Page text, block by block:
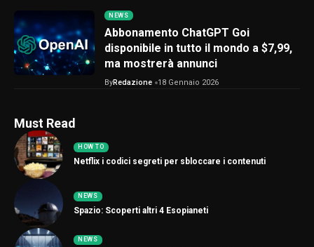
NEWS
Abbonamento ChatGPT Goi
disponibile in tutto il mondo a $7,99,
ma mostrerà annunci
ByRedazione 18 Gennaio 2026
Must Read
HOW TO
Netflix i codici segreti per sbloccare i contenuti
NEWS
Spazio: Scoperti altri 4 Esopianeti
NEWS